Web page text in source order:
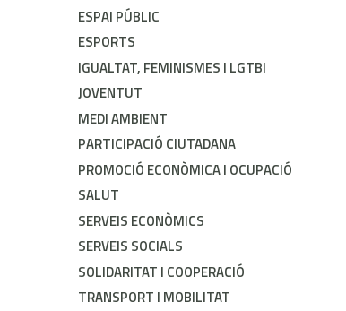
ESPAI PÚBLIC
ESPORTS
IGUALTAT, FEMINISMES I LGTBI
JOVENTUT
MEDI AMBIENT
PARTICIPACIÓ CIUTADANA
PROMOCIÓ ECONÒMICA I OCUPACIÓ
SALUT
SERVEIS ECONÒMICS
SERVEIS SOCIALS
SOLIDARITAT I COOPERACIÓ
TRANSPORT I MOBILITAT